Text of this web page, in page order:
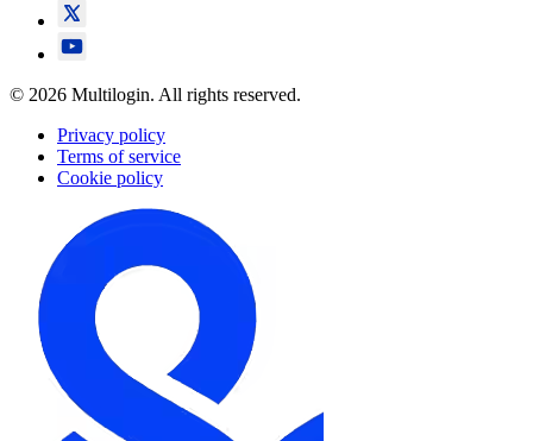
© 2026 Multilogin. All rights reserved.
Privacy policy
Terms of service
Cookie policy